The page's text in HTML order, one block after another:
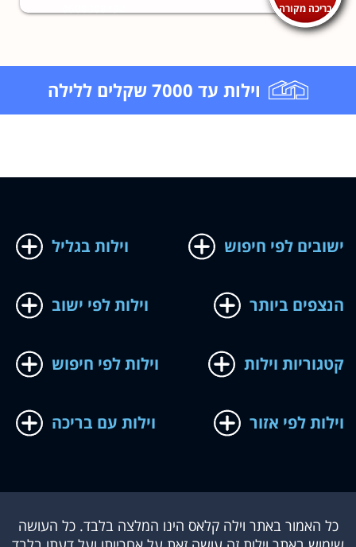
בריכה מקורה
וילות עד 7000 שקלים ללילה
וילות בגליל ישובים לפי חיפוש
וילות לפי ישוב הנצפים ביותר
וילות לפי חיפוש קטגוריות וילות
וילות עם בריכה וילות לפי אזור
כל האמור באתר וילה קלאס הינו המלצה בלבד. כל העושה